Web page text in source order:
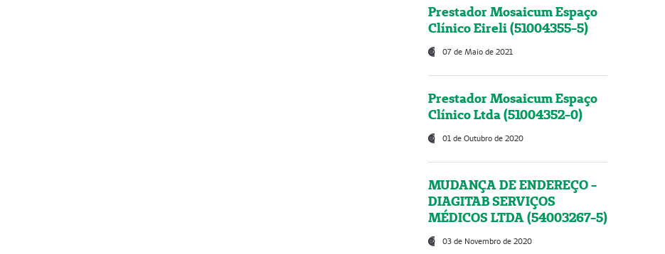
Prestador Mosaicum Espaço
Clínico Eireli (51004355-5)
07 de Maio de 2021
Prestador Mosaicum Espaço
Clínico Ltda (51004352-0)
01 de Outubro de 2020
MUDANÇA DE ENDEREÇO -
DIAGITAB SERVIÇOS
MÉDICOS LTDA (54003267-5)
03 de Novembro de 2020